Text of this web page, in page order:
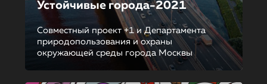
Устойчивые города-2021
Совместный проект +1 и Департамента
природопользования и охраны
окружающей среды города Москвы